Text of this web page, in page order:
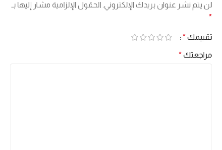
لن يتم نشر عنوان بريدك الإلكتروني. الحقول الإلزامية مشار إليها بـ
*
تقييمك *
مراجعتك *